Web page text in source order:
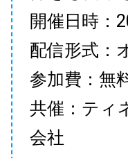
開催日時：
配信形式：
参加費：無
共催：ティ
会社